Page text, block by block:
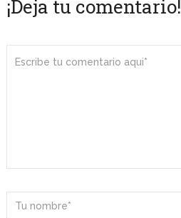
¡Deja tu comentario!